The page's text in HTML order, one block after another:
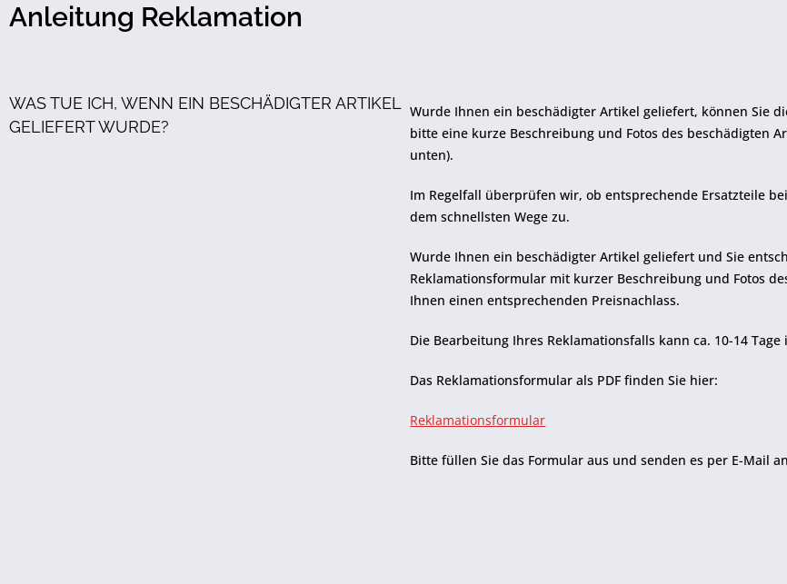
Anleitung Reklamation
WAS TUE ICH, WENN EIN BESCHÄDIGTER ARTIKEL
GELIEFERT WURDE?
Wurde Ihnen ein beschädigter Artikel geliefert, können Sie
bitte eine kurze Beschreibung und Fotos des beschädigten
unten).
Im Regelfall überprüfen wir, ob entsprechende Ersatzteile
dem schnellsten Wege zu.
Wurde Ihnen ein beschädigter Artikel geliefert und Sie
Reklamationsformular mit kurzer Beschreibung und Fotos
Ihnen einen entsprechenden Preisnachlass.
Die Bearbeitung Ihres Reklamationsfalls kann ca. 10-14
Das Reklamationsformular als PDF finden Sie hier:
Reklamationsformular
Bitte füllen Sie das Formular aus und senden es per E-Mail